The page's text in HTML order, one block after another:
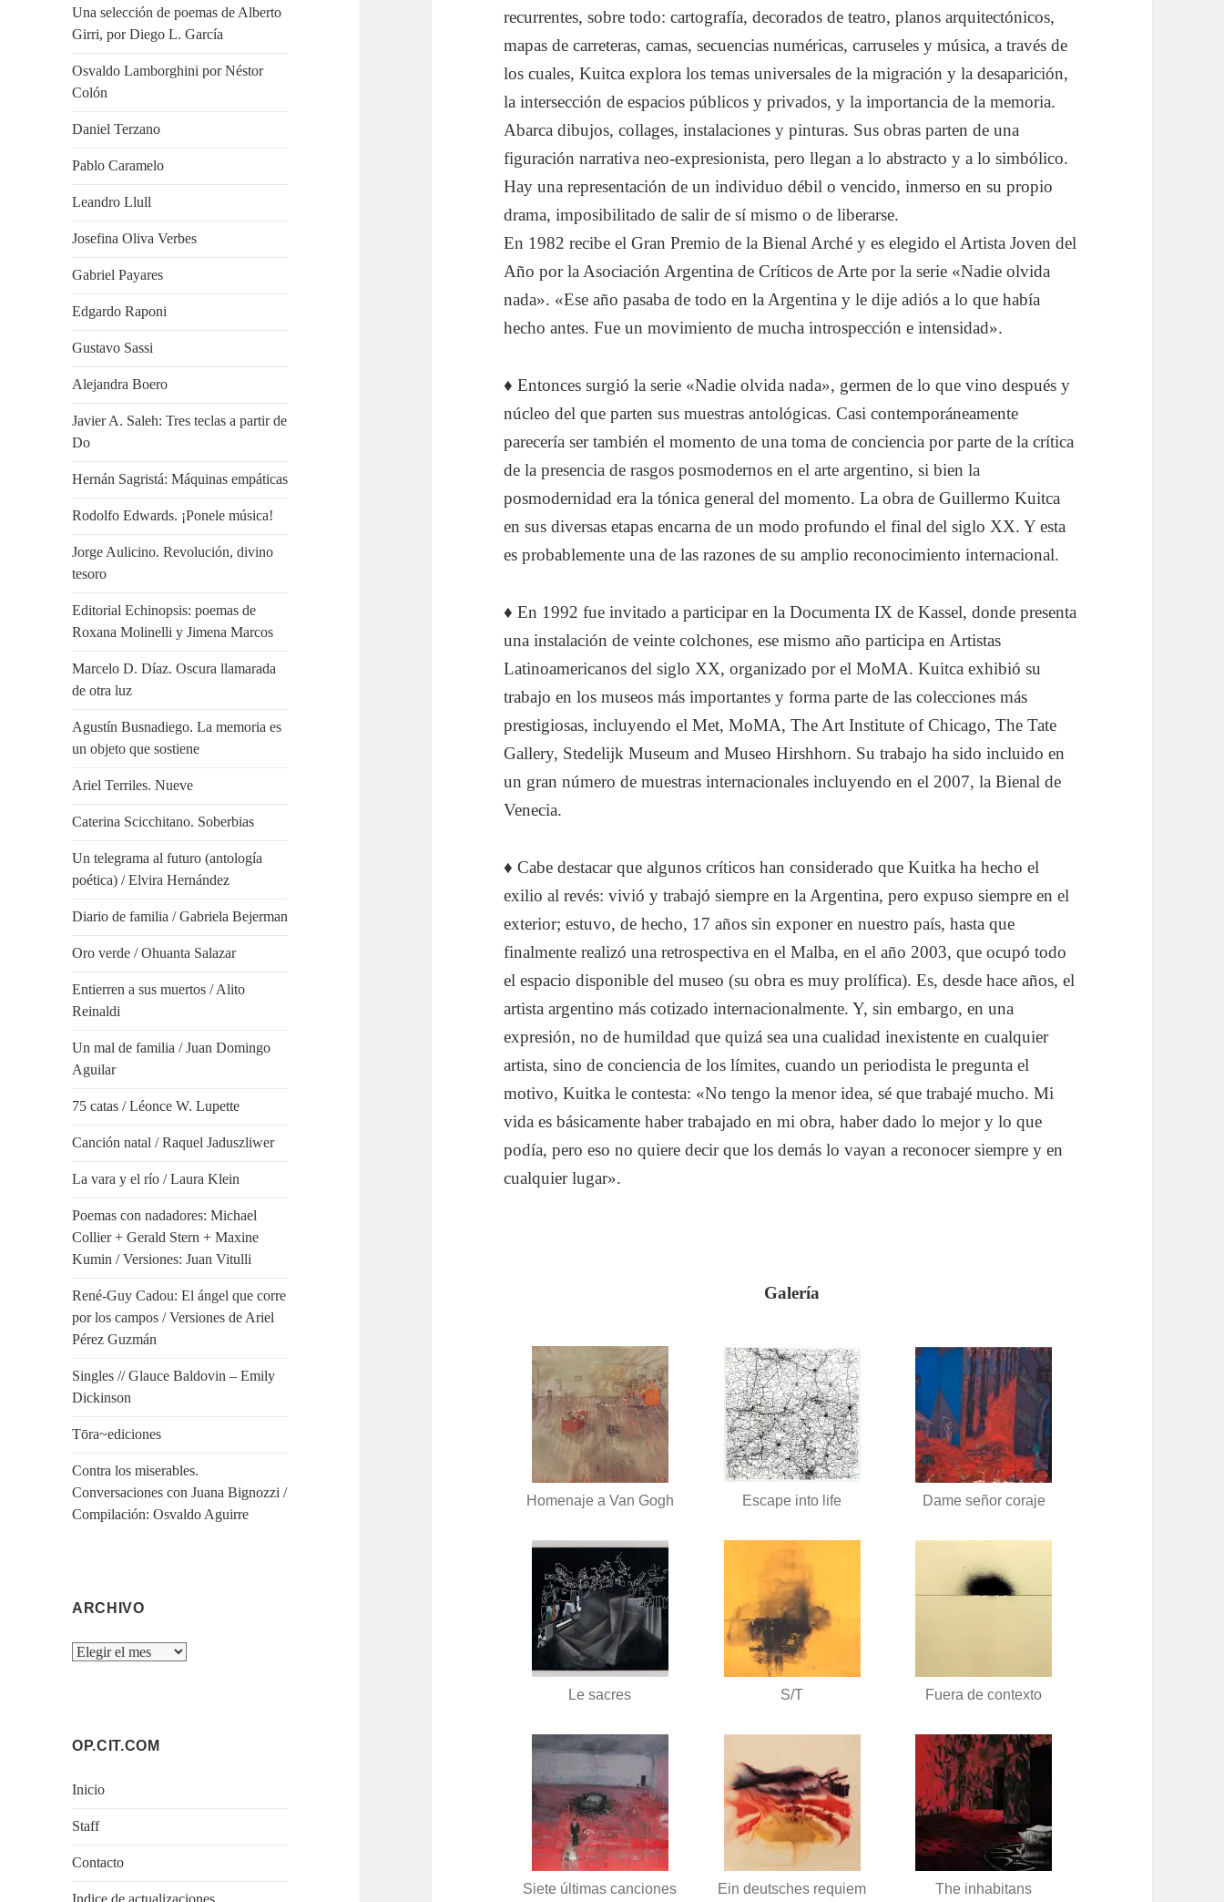
Una selección de poemas de Alberto
Girri, por Diego L. García
Osvaldo Lamborghini por Néstor
Colón
Daniel Terzano
Pablo Caramelo
Leandro Llull
Josefina Oliva Verbes
Gabriel Payares
Edgardo Raponi
Gustavo Sassi
Alejandra Boero
Javier A. Saleh: Tres teclas a partir de
Do
Hernán Sagristá: Máquinas empáticas
Rodolfo Edwards. ¡Ponele música!
Jorge Aulicino. Revolución, divino
tesoro
Editorial Echinopsis: poemas de
Roxana Molinelli y Jimena Marcos
Marcelo D. Díaz. Oscura llamarada
de otra luz
Agustín Busnadiego. La memoria es
un objeto que sostiene
Ariel Terriles. Nueve
Caterina Scicchitano. Soberbias
Un telegrama al futuro (antología
poética) / Elvira Hernández
Diario de familia / Gabriela Bejerman
Oro verde / Ohuanta Salazar
Entierren a sus muertos / Alito
Reinaldi
Un mal de familia / Juan Domingo
Aguilar
75 catas / Léonce W. Lupette
Canción natal / Raquel Jaduszliwer
La vara y el río / Laura Klein
Poemas con nadadores: Michael
Collier + Gerald Stern + Maxine
Kumin / Versiones: Juan Vitulli
René-Guy Cadou: El ángel que corre
por los campos / Versiones de Ariel
Pérez Guzmán
Singles // Glauce Baldovin – Emily
Dickinson
Tōra~ediciones
Contra los miserables.
Conversaciones con Juana Bignozzi /
Compilación: Osvaldo Aguirre
ARCHIVO
Archivo
OP.CIT.COM
Inicio
Staff
Contacto
recurrentes, sobre todo: cartografía, decorados de teatro, planos arquitectónicos,
mapas de carreteras, camas, secuencias numéricas, carruseles y música, a través de
los cuales, Kuitca explora los temas universales de la migración y la desaparición,
la intersección de espacios públicos y privados, y la importancia de la memoria.
Abarca dibujos, collages, instalaciones y pinturas. Sus obras parten de una
figuración narrativa neo-expresionista, pero llegan a lo abstracto y a lo simbólico.
Hay una representación de un individuo débil o vencido, inmerso en su propio
drama, imposibilitado de salir de sí mismo o de liberarse.
En 1982 recibe el Gran Premio de la Bienal Arché y es elegido el Artista Joven del
Año por la Asociación Argentina de Críticos de Arte por la serie «Nadie olvida
nada». «Ese año pasaba de todo en la Argentina y le dije adiós a lo que había
hecho antes. Fue un movimiento de mucha introspección e intensidad».
♦ Entonces surgió la serie «Nadie olvida nada», germen de lo que vino después y
núcleo del que parten sus muestras antológicas. Casi contemporáneamente
parecería ser también el momento de una toma de conciencia por parte de la crítica
de la presencia de rasgos posmodernos en el arte argentino, si bien la
posmodernidad era la tónica general del momento. La obra de Guillermo Kuitca
en sus diversas etapas encarna de un modo profundo el final del siglo XX. Y esta
es probablemente una de las razones de su amplio reconocimiento internacional.
♦ En 1992 fue invitado a participar en la Documenta IX de Kassel, donde presenta
una instalación de veinte colchones, ese mismo año participa en Artistas
Latinoamericanos del siglo XX, organizado por el MoMA. Kuitca exhibió su
trabajo en los museos más importantes y forma parte de las colecciones más
prestigiosas, incluyendo el Met, MoMA, The Art Institute of Chicago, The Tate
Gallery, Stedelijk Museum and Museo Hirshhorn. Su trabajo ha sido incluido en
un gran número de muestras internacionales incluyendo en el 2007, la Bienal de
Venecia.
♦ Cabe destacar que algunos críticos han considerado que Kuitka ha hecho el
exilio al revés: vivió y trabajó siempre en la Argentina, pero expuso siempre en el
exterior; estuvo, de hecho, 17 años sin exponer en nuestro país, hasta que
finalmente realizó una retrospectiva en el Malba, en el año 2003, que ocupó todo
el espacio disponible del museo (su obra es muy prolífica). Es, desde hace años, el
artista argentino más cotizado internacionalmente. Y, sin embargo, en una
expresión, no de humildad que quizá sea una cualidad inexistente en cualquier
artista, sino de conciencia de los límites, cuando un periodista le pregunta el
motivo, Kuitka le contesta: «No tengo la menor idea, sé que trabajé mucho. Mi
vida es básicamente haber trabajado en mi obra, haber dado lo mejor y lo que
podía, pero eso no quiere decir que los demás lo vayan a reconocer siempre y en
cualquier lugar».
Galería
Homenaje a Van Gogh Escape into life Dame señor coraje
Le sacres S/T Fuera de contexto
Siete últimas canciones Ein deutsches requiem The inhabitans